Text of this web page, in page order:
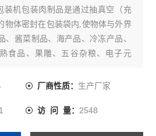
装机包装肉制品是通过抽真空（充
物体密封在包装袋内,使物体与外界
、酱菜制品、海产品、冷冻产品、
食品、果雕、五谷杂粮、电子元
作用,有效延长各类产品的保质期,
厂商性质： 生产厂家
访 问 量： 2548